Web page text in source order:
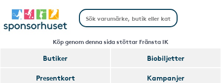
Köp genom denna sida stöttar Fränsta IK
Butiker
Biobiljetter
Presentkort
Kampanjer